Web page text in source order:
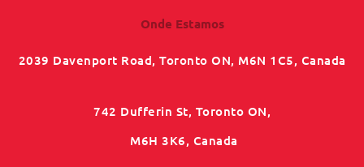
Onde Estamos
2039 Davenport Road, Toronto ON, M6N 1C5, Canada
742 Dufferin St, Toronto ON,
M6H 3K6, Canada